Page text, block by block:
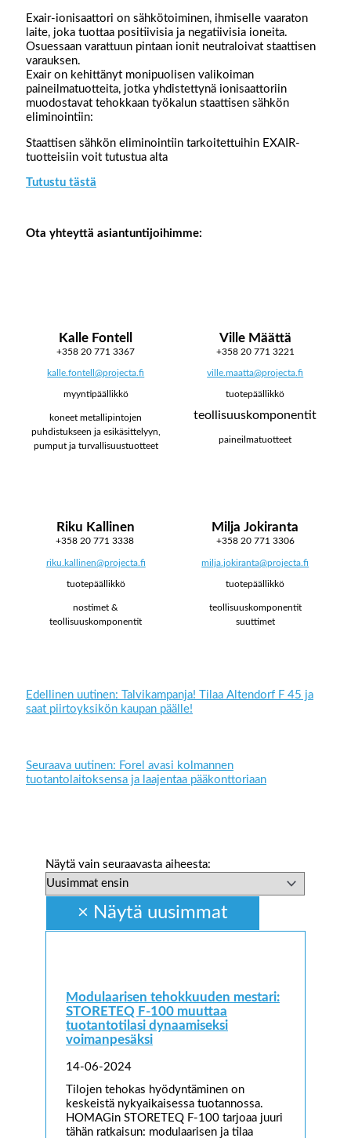
Exair-ionisaattori on sähkötoiminen, ihmiselle vaaraton
laite, joka tuottaa positiivisia ja negatiivisia ioneita.
Osuessaan varattuun pintaan ionit neutraloivat staattisen
varauksen.
Exair on kehittänyt monipuolisen valikoiman
paineilmatuotteita, jotka yhdistettynä ionisaattoriin
muodostavat tehokkaan työkalun staattisen sähkön
eliminointiin:
Staattisen sähkön eliminointiin tarkoitettuihin EXAIR-
tuotteisiin voit tutustua alta
Tutustu tästä
Ota yhteyttä asiantuntijoihimme:
Kalle Fontell
+358 20 771 3367
kalle.fontell@projecta.fi
myyntipäällikkö
koneet metallipintojen
puhdistukseen ja esikäsittelyyn,
pumput ja turvallisuustuotteet
Ville Määttä
+358 20 771 3221
ville.maatta@projecta.fi
tuotepäällikkö
teollisuuskomponentit
paineilmatuotteet
Riku Kallinen
+358 20 771 3338
riku.kallinen@projecta.fi
tuotepäällikkö
nostimet &
teollisuuskomponentit
Milja Jokiranta
+358 20 771 3306
milja.jokiranta@projecta.fi
tuotepäällikkö
teollisuuskomponentit
suuttimet
Edellinen uutinen: Talvikampanja! Tilaa Altendorf F 45 ja
saat piirtoyksikön kaupan päälle!
Seuraava uutinen: Forel avasi kolmannen
tuotantolaitoksensa ja laajentaa pääkonttoriaan
Näytä vain seuraavasta aiheesta:
Modulaarisen tehokkuuden mestari:
STORETEQ F-100 muuttaa
tuotantotilasi dynaamiseksi
voimanpesäksi
14-06-2024
Tilojen tehokas hyödyntäminen on
keskeistä nykyaikaisessa tuotannossa.
HOMAGin STORETEQ F-100 tarjoaa juuri
tähän ratkaisun: modulaarisen ja tilaa